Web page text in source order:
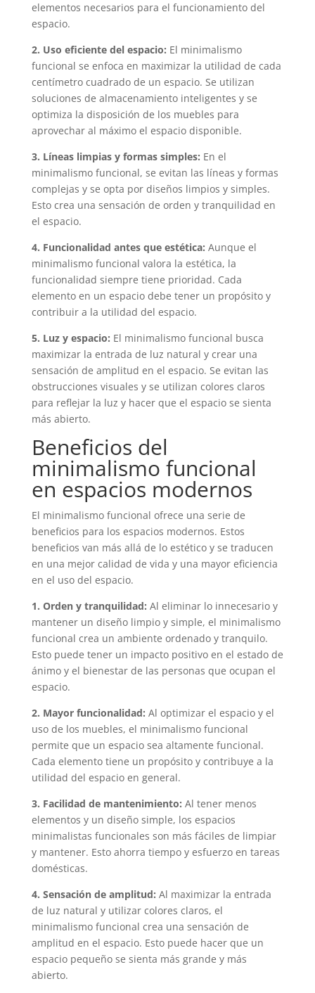
elementos necesarios para el funcionamiento del
espacio.
2. Uso eficiente del espacio: El minimalismo
funcional se enfoca en maximizar la utilidad de cada
centímetro cuadrado de un espacio. Se utilizan
soluciones de almacenamiento inteligentes y se
optimiza la disposición de los muebles para
aprovechar al máximo el espacio disponible.
3. Líneas limpias y formas simples: En el
minimalismo funcional, se evitan las líneas y formas
complejas y se opta por diseños limpios y simples.
Esto crea una sensación de orden y tranquilidad en
el espacio.
4. Funcionalidad antes que estética: Aunque el
minimalismo funcional valora la estética, la
funcionalidad siempre tiene prioridad. Cada
elemento en un espacio debe tener un propósito y
contribuir a la utilidad del espacio.
5. Luz y espacio: El minimalismo funcional busca
maximizar la entrada de luz natural y crear una
sensación de amplitud en el espacio. Se evitan las
obstrucciones visuales y se utilizan colores claros
para reflejar la luz y hacer que el espacio se sienta
más abierto.
Beneficios del
minimalismo funcional
en espacios modernos
El minimalismo funcional ofrece una serie de
beneficios para los espacios modernos. Estos
beneficios van más allá de lo estético y se traducen
en una mejor calidad de vida y una mayor eficiencia
en el uso del espacio.
1. Orden y tranquilidad: Al eliminar lo innecesario y
mantener un diseño limpio y simple, el minimalismo
funcional crea un ambiente ordenado y tranquilo.
Esto puede tener un impacto positivo en el estado de
ánimo y el bienestar de las personas que ocupan el
espacio.
2. Mayor funcionalidad: Al optimizar el espacio y el
uso de los muebles, el minimalismo funcional
permite que un espacio sea altamente funcional.
Cada elemento tiene un propósito y contribuye a la
utilidad del espacio en general.
3. Facilidad de mantenimiento: Al tener menos
elementos y un diseño simple, los espacios
minimalistas funcionales son más fáciles de limpiar
y mantener. Esto ahorra tiempo y esfuerzo en tareas
domésticas.
4. Sensación de amplitud: Al maximizar la entrada
de luz natural y utilizar colores claros, el
minimalismo funcional crea una sensación de
amplitud en el espacio. Esto puede hacer que un
espacio pequeño se sienta más grande y más
abierto.